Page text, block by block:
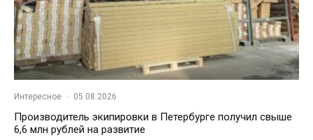
Интересное · 05.08.2026
Производитель экипировки в Петербурге получил свыше
6,6 млн рублей на развитие